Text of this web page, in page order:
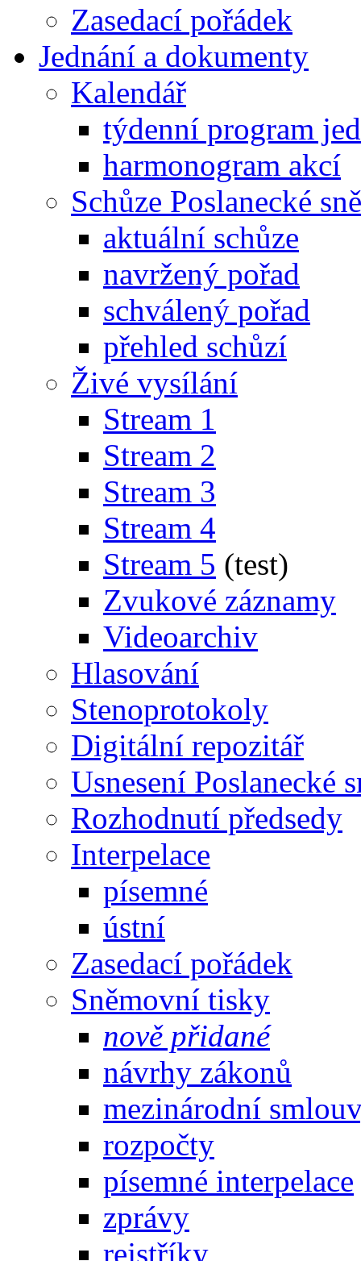
Zasedací pořádek
Jednání a dokumenty
Kalendář
týdenní program
harmonogram akcí
Schůze Poslanecké
aktuální schůze
navržený pořad
schválený pořad
přehled schůzí
Živé vysílání
Stream 1
Stream 2
Stream 3
Stream 4
Stream 5 (test)
Zvukové záznamy
Videoarchiv
Hlasování
Stenoprotokoly
Digitální repozitář
Usnesení Poslanecké
Rozhodnutí předsedy
Interpelace
písemné
ústní
Zasedací pořádek
Sněmovní tisky
nově přidané
návrhy zákonů
mezinárodní
rozpočty
písemné interpelace
zprávy
rejstříky